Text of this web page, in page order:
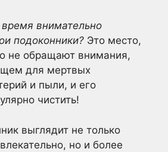
внимательно
подоконники? Это место,
не обращают внимания,
для мертвых
и пыли, и его
чистить!
выглядит не только
но и более